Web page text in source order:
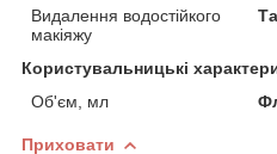
Видалення водостійкого
макіяжу
Користувальницькі
Об'єм, мл
Приховати